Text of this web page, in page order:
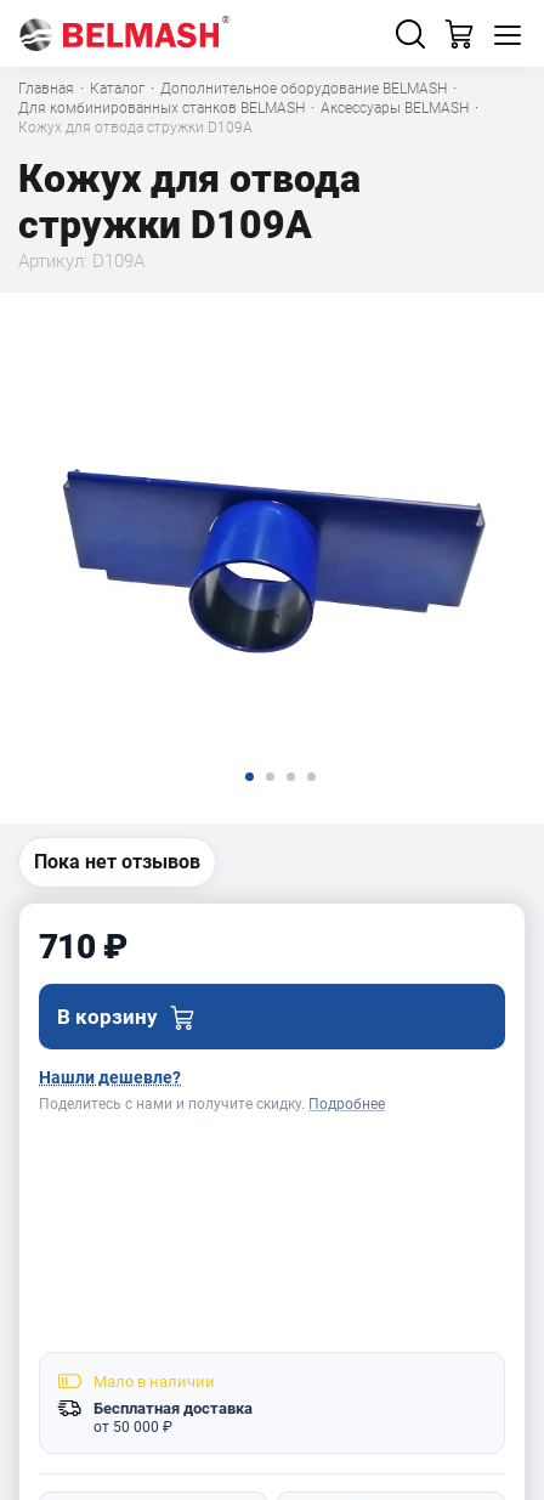
Главная · Каталог · Дополнительное оборудование BELMASH ·
Для комбинированных станков BELMASH · Аксессуары BELMASH ·
Кожух для отвода стружки D109A
Кожух для отвода
стружки D109A
Артикул: D109A
Пока нет отзывов
710 ₽
В корзину
Нашли дешевле?
Поделитесь с нами и получите скидку. Подробнее
Мало в наличии
Бесплатная доставка
от 50 000 ₽